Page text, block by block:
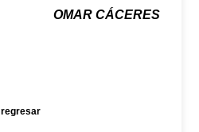
OMAR CÁCERES
regresar